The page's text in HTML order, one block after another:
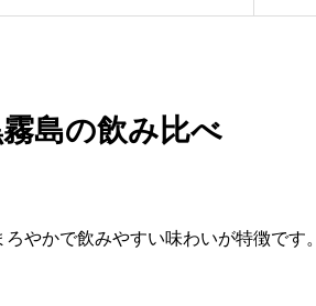
島の飲み比べ
やかで飲みやすい味わいが特徴です。